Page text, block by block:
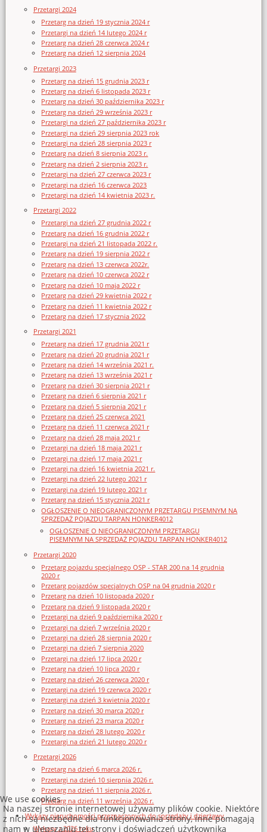
Przetargi 2024
Przetarg na dzień 19 stycznia 2024 r
Przetargi na dzień 14 lutego 2024 r
Przetarg na dzień 28 czerwca 2024 r
Przetarg na dzień 12 sierpnia 2024
Przetargi 2023
Przetarg na dzień 15 grudnia 2023 r
Przetarg na dzień 6 listopada 2023 r
Przetarg na dzień 30 października 2023 r
Przetarg na dzień 29 września 2023 r
Przetargi na dzień 27 października 2023 r
Przetargi na dzień 29 sierpnia 2023 rok
Przetargi na dzień 28 sierpnia 2023 r
Przetarg na dzień 8 sierpnia 2023 r.
Przetarg na dzień 2 sierpnia 2023 r.
Przetargi na dzień 27 czerwca 2023 r
Przetargi na dzień 16 czerwca 2023
Przetargi na dzień 14 kwietnia 2023 r.
Przetargi 2022
Przetargi na dzień 27 grudnia 2022 r
Przetarg na dzień 16 grudnia 2022 r
Przetargi na dzień 21 listopada 2022 r.
Przetarg na dzień 19 sierpnia 2022 r
Przetarg na dzień 13 czerwca 2022r.
Przetarg na dzień 10 czerwca 2022 r
Przetarg na dzień 10 maja 2022 r
Przetarg na dzień 29 kwietnia 2022 r
Przetarg na dzień 11 kwietnia 2022 r
Przetarg na dzień 17 stycznia 2022
Przetargi 2021
Przetarg na dzień 17 grudnia 2021 r
Przetarg na dzień 20 grudnia 2021 r
Przetarg na dzień 14 września 2021 r.
Przetarg na dzień 13 września 2021 r
Przetarg na dzień 30 sierpnia 2021 r
Przetarg na dzień 6 sierpnia 2021 r
Przetarg na dzień 5 sierpnia 2021 r
Przetarg na dzień 25 czerwca 2021
Przetarg na dzień 11 czerwca 2021 r
Przetarg na dzień 28 maja 2021 r
Przetargi na dzień 18 maja 2021 r
Przetargi na dzień 17 maja 2021 r
Przetargi na dzień 16 kwietnia 2021 r.
Przetargi na dzień 22 lutego 2021 r
Przetargi na dzień 19 lutego 2021 r
Przetarg na dzień 15 stycznia 2021 r
OGŁOSZENIE O NIEOGRANICZONYM PRZETARGU PISEMNYM NA
SPRZEDAŻ POJAZDU TARPAN HONKER4012
OGŁOSZENIE O NIEOGRANICZONYM PRZETARGU
PISEMNYM NA SPRZEDAŻ POJAZDU TARPAN HONKER4012
Przetargi 2020
Przetarg pojazdu specjalnego OSP - STAR 200 na 14 grudnia
2020 r
Przetarg pojazdów specjalnych OSP na 04 grudnia 2020 r
Przetarg na dzień 10 listopada 2020 r
Przetarg na dzień 9 listopada 2020 r
Przetargi na dzień 9 października 2020 r
Przetargi na dzień 7 września 2020 r
Przetargi na dzień 28 sierpnia 2020 r
Przetargi na dzień 7 sierpnia 2020
Przetargi na dzień 17 lipca 2020 r
Przetarg na dzień 10 lipca 2020 r
Przetarg na dzień 26 czerwca 2020 r
Przetargi na dzień 19 czerwca 2020 r
Przetargi na dzień 3 kwietnia 2020 r
Przetarg na dzień 30 marca 2020 r
Przetarg na dzień 23 marca 2020 r
Przetarg na dzień 28 lutego 2020 r
Przetargi na dzień 21 lutego 2020 r
Przetargi 2026
Przetarg na dzień 6 marca 2026 r.
Przetargi na dzień 10 sierpnia 2026 r.
Przetarg na dzień 11 sierpnia 2026 r.
Przetarg na dzień 11 września 2026 r.
Wykazy nieruchomości przeznaczonych do sprzedaży i dzierżawy
Wykazy z 2026 roku
We use cookies
Na naszej stronie internetowej używamy plików cookie. Niektóre
z nich są niezbędne dla funkcjonowania strony, inne pomagają
nam w ulepszaniu tej strony i doświadczeń użytkownika